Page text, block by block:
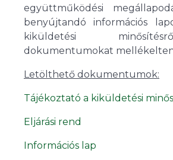
együttműködési
benyújtandó információs
kiküldetési
dokumentumokat
Letölthető dokumentumok:
Tájékoztató a kiküldetési
Eljárási rend
Információs lap